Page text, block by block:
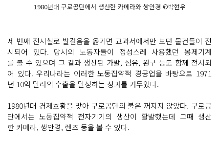
1980년대 구로공단에서 생산한 카메라와 쌍안경 ©박현우
세 번째 전시실로 발걸음을 옮기면 교과서에서만 보던 물건들이 전
시되어 있다. 당시의 노동자들이 정성스레 사용했던 봉제기계
를 볼 수 있으며 그 결과 생산된 가발, 섬유, 완구 등도 함께 전시되
어 있다. 우리나라는 이러한 노동집약적 경공업을 바탕으로 1971
년 10억 달러의 수출을 달성하는 성과를 거두었다.
1980년대 경제호황을 맞아 구로공단의 불은 꺼지지 않았다. 구로공
단에서는 노동집약적 전자기기의 생산이 활발했는데 그때 생산
한 카메라, 쌍안경, 렌즈 등을 볼 수 있다.